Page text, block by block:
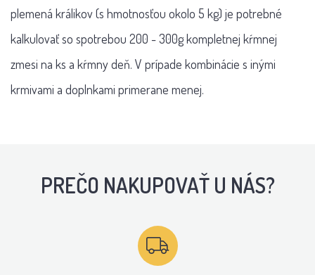
plemená králikov (s hmotnosťou okolo 5 kg) je potrebné
kalkulovať so spotrebou 200 - 300g kompletnej kŕmnej
zmesi na ks a kŕmny deň. V prípade kombinácie s inými
krmivami a doplnkami primerane menej.
PREČO NAKUPOVAŤ U NÁS?